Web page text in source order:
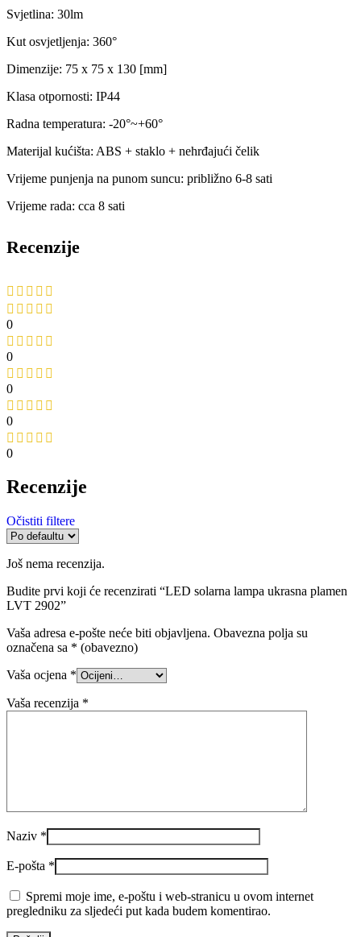
Svjetlina: 30lm
Kut osvjetljenja: 360°
Dimenzije: 75 x 75 x 130 [mm]
Klasa otpornosti: IP44
Radna temperatura: -20°~+60°
Materijal kućišta: ABS + staklo + nehrđajući čelik
Vrijeme punjenja na punom suncu: približno 6-8 sati
Vrijeme rada: cca 8 sati
Recenzije
0
0
0
0
0
Recenzije
Očistiti filtere
Još nema recenzija.
Budite prvi koji će recenzirati “LED solarna lampa ukrasna plamen
LVT 2902”
Vaša adresa e-pošte neće biti objavljena. Obavezna polja su
označena sa * (obavezno)
Vaša ocjena *
Vaša recenzija *
Naziv *
E-pošta *
Spremi moje ime, e-poštu i web-stranicu u ovom internet
pregledniku za sljedeći put kada budem komentirao.